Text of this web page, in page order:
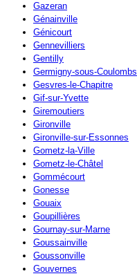
Gazeran
Génainville
Génicourt
Gennevilliers
Gentilly
Germigny-sous-Coulombs
Gesvres-le-Chapitre
Gif-sur-Yvette
Giremoutiers
Gironville
Gironville-sur-Essonnes
Gometz-la-Ville
Gometz-le-Châtel
Gommécourt
Gonesse
Gouaix
Goupillières
Gournay-sur-Marne
Goussainville
Goussonville
Gouvernes